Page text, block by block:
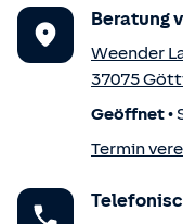
Beratung
Weender
37075
Geöffnet•
Termin